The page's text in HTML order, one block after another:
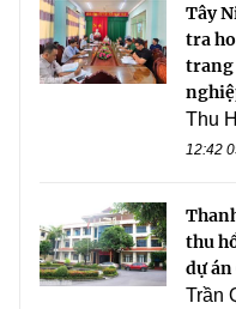
Tây
tra
trang
Thu
12:42
thu
dự án
Trần